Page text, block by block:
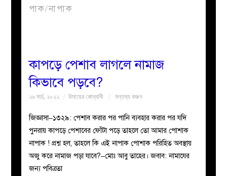
প্রবন্ধ
নারীদের
পাতা
মজলিস
প্রশ্ন
পাক/নাপাক
কাপড়ে পেশাব লাগলে নামাজ
কিভাবে পড়বে?
২৬ মার্চ, ২০২২ উমায়ের কোব্বাদী মন্তব্য করুন
জিজ্ঞাসা–১৩২৯: পেশাব করার পর পানি ব্যবহার করার পর যদি
পুনরায় কাপড়ে পেশাবের ফোঁটা পড়ে তাহলে তো আমার পোশাক
নাপাক ! প্রশ্ন হল, তাহলে কি এই নাপাক পোশাক পরিহিত অবস্থায়
অজু করে নামাজ পড়া যাবে?–মোঃ আবু তাহের। জবাব: নামাযের
জন্য পবিত্রতা